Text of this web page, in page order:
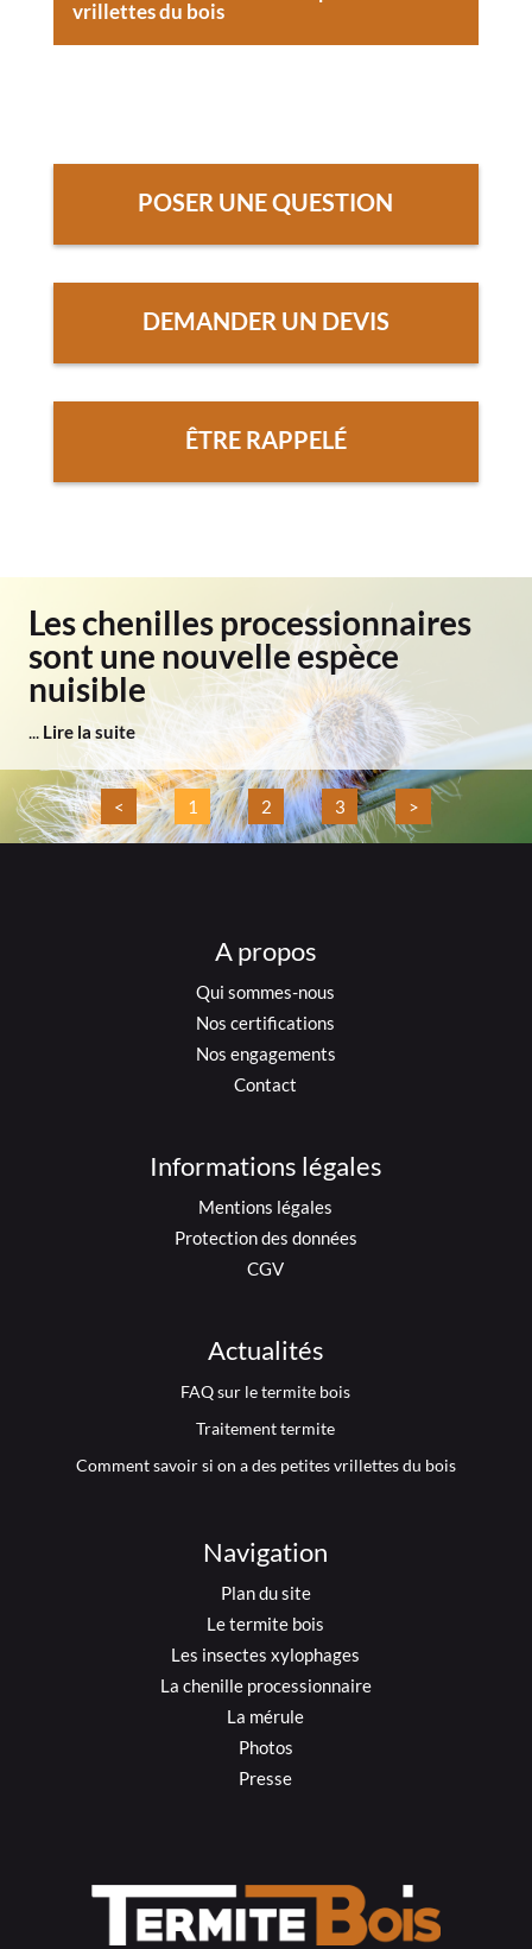
vrillettes du bois
POSER UNE QUESTION
DEMANDER UN DEVIS
ÊTRE RAPPELÉ
Les chenilles processionnaires
sont une nouvelle espèce
nuisible
... Lire la suite
< 1 2 3 >
A propos
Qui sommes-nous
Nos certifications
Nos engagements
Contact
Informations légales
Mentions légales
Protection des données
CGV
Actualités
FAQ sur le termite bois
Traitement termite
Comment savoir si on a des petites vrillettes du bois
Navigation
Plan du site
Le termite bois
Les insectes xylophages
La chenille processionnaire
La mérule
Photos
Presse